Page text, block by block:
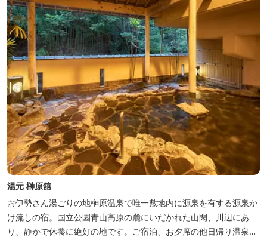
湯元 榊原舘
お伊勢さん湯ごりの地榊原温泉で唯一敷地内に源泉を有する源泉か
け流しの宿。国立公園青山高原の麓にいだかれた山閑、川辺にあ
り、静かで休養に絶好の地です。ご宿泊、お夕席の他日帰り温泉も